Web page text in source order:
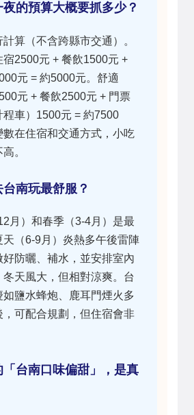
的預算大概要抓多少？
計算（不含跨縣市交通）。
宿2500元 + 餐飲1500元 +
元 = 約5000元。舒適
元 + 餐飲2500元 + 門票
程車）1500元 = 約7500
數在住宿和交通方式，小吃
。
南玩最舒服？
月）和春季（3-4月）是最
天（6-9月）炎熱多午後雷陣
好防曬、補水，並安排室內
冬天風大，但相對涼爽。台
如鹽水蜂炮、鹿耳門煙火多
，可配合規劃，但住宿會非
台南口味偏甜」，是真